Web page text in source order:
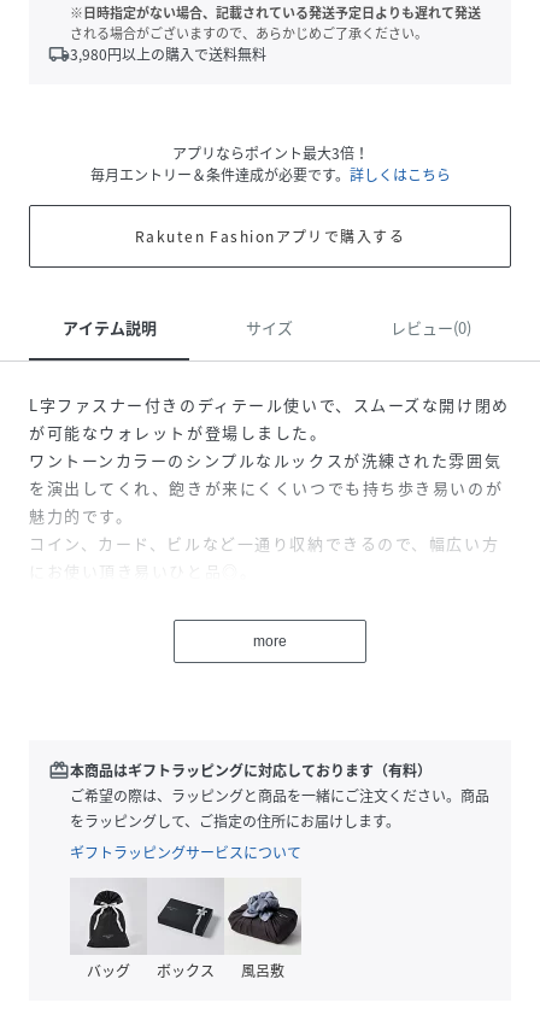
※日時指定がない場合、記載されている発送予定日よりも遅れて発送
される場合がございますので、あらかじめご了承ください。
local_shipping3,980円以上の購入で送料無料
アプリならポイント最大3倍！
毎月エントリー＆条件達成が必要です。 詳しくはこちら
Rakuten Fashionアプリで購入する
アイテム説明 サイズ レビュー(0)
L字ファスナー付きのディテール使いで、スムーズな開け閉め
が可能なウォレットが登場しました。
ワントーンカラーのシンプルなルックスが洗練された雰囲気
を演出してくれ、飽きが来にくくいつでも持ち歩き易いのが
魅力的です。
コイン、カード、ビルなど一通り収納できるので、幅広い方
にお使い頂き易いひと品◎。
品番
PZ3598_TB2271
( TB2271-M-F PZ3598)
more
redeem本商品はギフトラッピングに対応しております（有料）
ご希望の際は、ラッピングと商品を一緒にご注文ください。商品
をラッピングして、ご指定の住所にお届けします。
ギフトラッピングサービスについて
バッグ ボックス 風呂敷